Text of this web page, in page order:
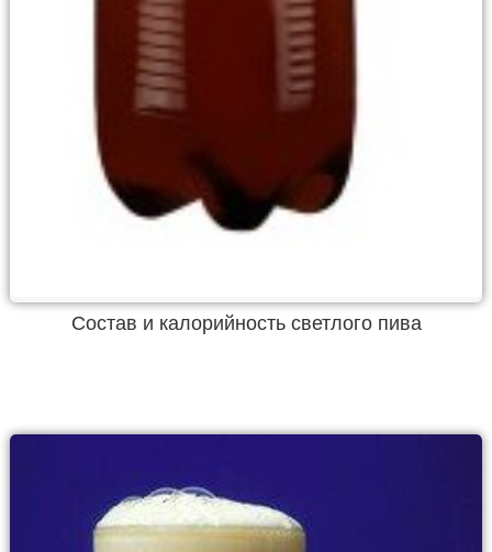
Состав и калорийность светлого пива